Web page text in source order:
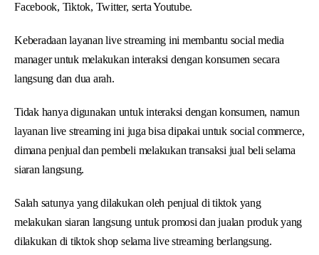
Facebook, Tiktok, Twitter, serta Youtube.
Keberadaan layanan live streaming ini membantu social media
manager untuk melakukan interaksi dengan konsumen secara
langsung dan dua arah.
Tidak hanya digunakan untuk interaksi dengan konsumen, namun
layanan live streaming ini juga bisa dipakai untuk social commerce,
dimana penjual dan pembeli melakukan transaksi jual beli selama
siaran langsung.
Salah satunya yang dilakukan oleh penjual di tiktok yang
melakukan siaran langsung untuk promosi dan jualan produk yang
dilakukan di tiktok shop selama live streaming berlangsung.